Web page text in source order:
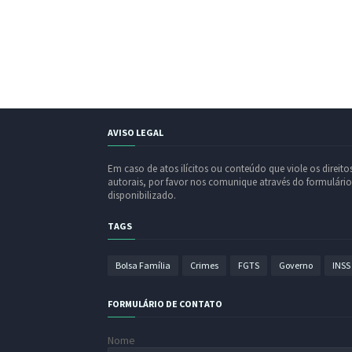
AVISO LEGAL
Em caso de atos ilícitos ou conteúdo que viole os
autorais, por favor nos comunique através do formulário
disponibilizado.
TAGS
Bolsa Família Crimes FGTS Governo INSS
FORMULÁRIO DE CONTATO
Nome